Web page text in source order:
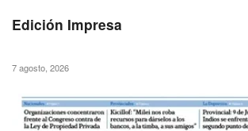
Edición Impresa
7 agosto, 2026